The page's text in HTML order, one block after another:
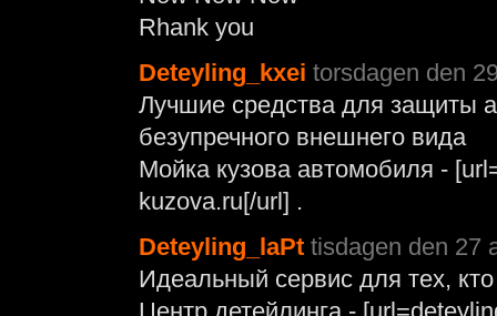
Rhank you
Deteyling_kxei torsdagen den
Лучшие средства для защиты
безупречного внешнего вида
Мойка кузова автомобиля -
kuzova.ru[/url] .
Deteyling_laPt tisdagen den 27
Идеальный сервис для тех,